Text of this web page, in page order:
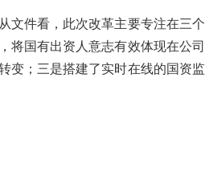
文件看，此次改革主要专注在三
将国有出资人意志有效体现在公
变；三是搭建了实时在线的国资